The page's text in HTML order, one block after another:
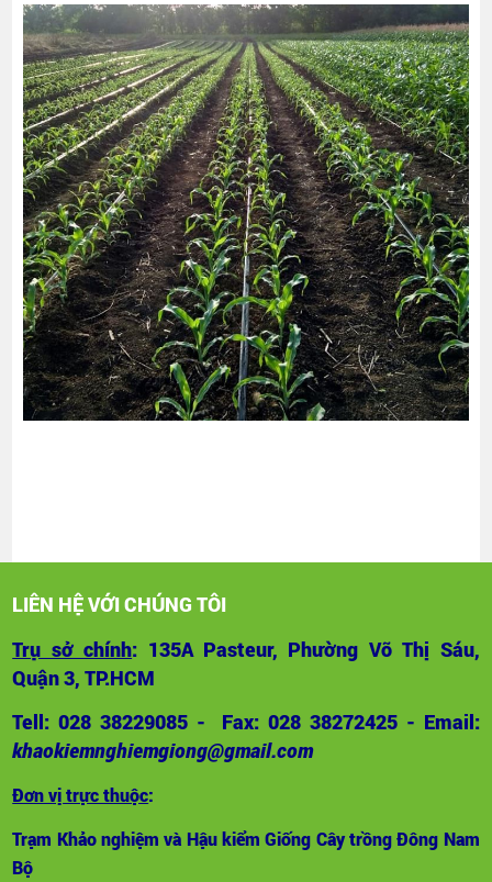
LIÊN HỆ VỚI CHÚNG TÔI
Trụ sở chính: 135A Pasteur, Phường Võ Thị Sáu,
Quận 3, TP.HCM
Tell: 028 38229085 - Fax: 028 38272425 - Email:
khaokiemnghiemgiong@gmail.com
Đơn vị trực thuộc:
Trạm Khảo nghiệm và Hậu kiểm Giống Cây trồng Đông Nam
Bộ